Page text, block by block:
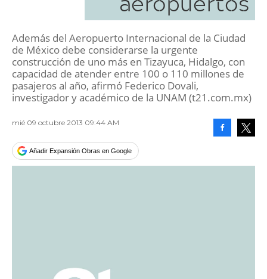
Además del Aeropuerto Internacional de la Ciudad
de México debe considerarse la urgente
construcción de uno más en Tizayuca, Hidalgo, con
capacidad de atender entre 100 o 110 millones de
pasajeros al año, afirmó Federico Dovali,
investigador y académico de la UNAM (t21.com.mx)
mié 09 octubre 2013 09:44 AM
Añadir Expansión Obras en Google